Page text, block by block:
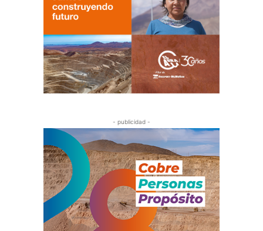
- publicidad -